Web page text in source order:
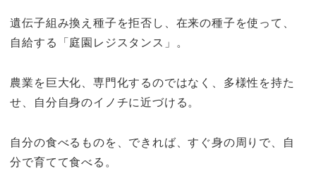
遺伝子組み換え種子を拒否し、在来の種子を使って、
自給する「庭園レジスタンス」。
農業を巨大化、専門化するのではなく、多様性を持た
せ、自分自身のイノチに近づける。
自分の食べるものを、できれば、すぐ身の周りで、自
分で育てて食べる。